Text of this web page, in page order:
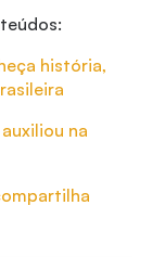
história,
na